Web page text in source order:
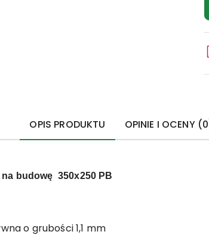
OPIS PRODUKTU OPINIE I OCENY
budowę 350x250 PB
o grubości 1,1 mm